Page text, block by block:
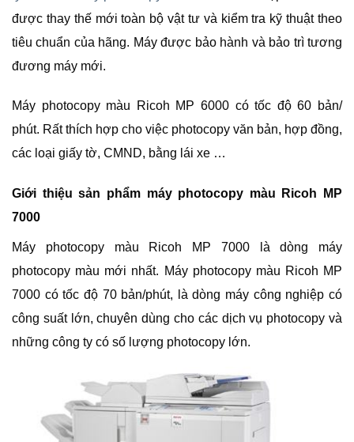
được thay thế mới toàn bộ vật tư và kiểm tra kỹ thuật theo
tiêu chuẩn của hãng. Máy được bảo hành và bảo trì tương
đương máy mới.
Máy photocopy màu Ricoh MP 6000 có tốc độ 60 bản/
phút. Rất thích hợp cho việc photocopy văn bản, hợp đồng,
các loại giấy tờ, CMND, bằng lái xe …
Giới thiệu sản phẩm máy photocopy màu Ricoh MP
7000
Máy photocopy màu Ricoh MP 7000 là dòng máy
photocopy màu mới nhất. Máy photocopy màu Ricoh MP
7000 có tốc độ 70 bản/phút, là dòng máy công nghiệp có
công suất lớn, chuyên dùng cho các dịch vụ photocopy và
những công ty có số lượng photocopy lớn.